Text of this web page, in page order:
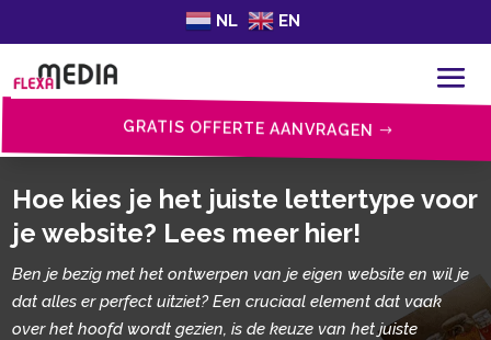
NL EN
GRATIS OFFERTE AANVRAGEN
Hoe kies je het juiste lettertype voor
je website? Lees meer hier!
Ben je bezig met het ontwerpen van je eigen website en wil je
dat alles er perfect uitziet? Een cruciaal element dat vaak
over het hoofd wordt gezien, is de keuze van het juiste